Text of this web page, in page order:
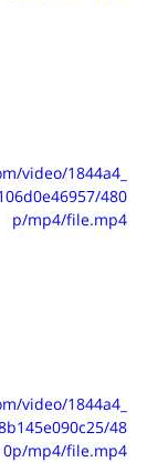
video/1844a4_
480
p/mp4/file.mp4
video/1844a4_
48
0p/mp4/file.mp4